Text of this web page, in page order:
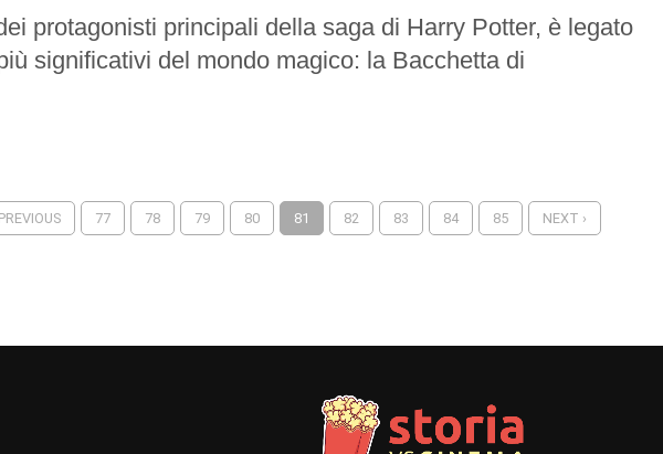
protagonisti principali della saga di Harry Potter, è legato
significativi del mondo magico: la Bacchetta di
77 78 79 80 81 82 83 84 85 NEXT ›